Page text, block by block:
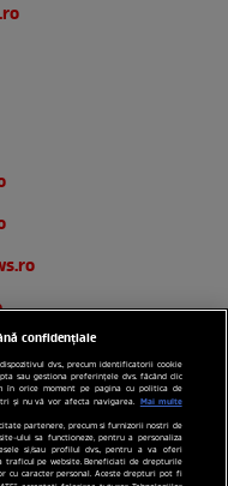
confidențiale
dvs., precum identificatorii cookie
sau gestiona preferințele dvs. făcând clic
orice moment pe pagina cu politica de
și nu vă vor afecta navigarea. Mai multe
partenere, precum si furnizorii nostri de
ului sa functioneze, pentru a personaliza
si/sau profilul dvs., pentru a va oferi
pe website. Beneficiati de drepturile
cu caracter personal. Aceste drepturi pot fi